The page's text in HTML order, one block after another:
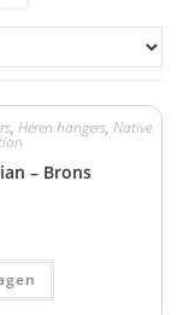
, Heren hangers, Native
– Brons